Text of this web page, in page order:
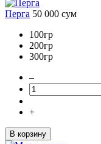
Перга 50 000 сум
100гр
200гр
300гр
–
+
В корзину